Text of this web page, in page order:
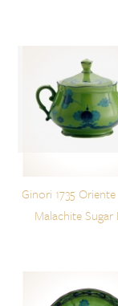
Ginori 1735
Malachite Sugar